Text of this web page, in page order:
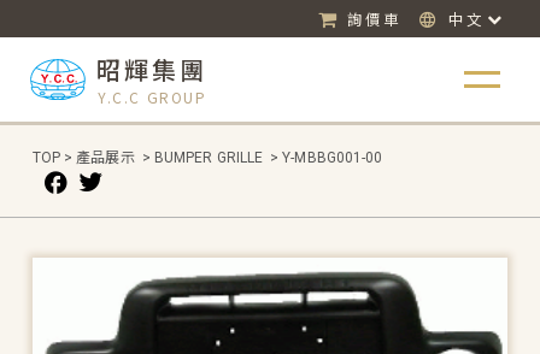
詢價車 中文
昭輝集團
Y.C.C GROUP
TOP > 產品展示 > BUMPER GRILLE > Y-MBBG001-00